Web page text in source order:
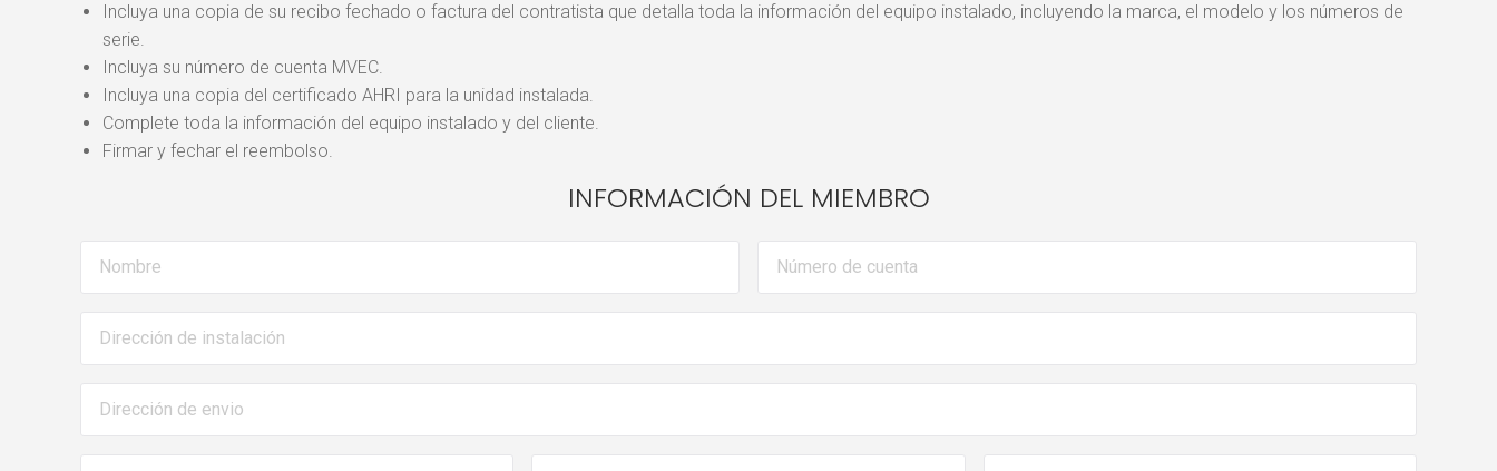
Incluya una copia de su recibo fechado o factura del contratista que detalla toda la información del equipo instalado, incluyendo la marca, el modelo y los números de
serie.
Incluya su número de cuenta MVEC.
Incluya una copia del certificado AHRI para la unidad instalada.
Complete toda la información del equipo instalado y del cliente.
Firmar y fechar el reembolso.
INFORMACIÓN DEL MIEMBRO